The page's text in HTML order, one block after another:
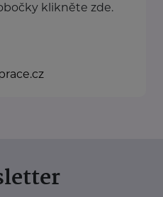
klikněte zde.